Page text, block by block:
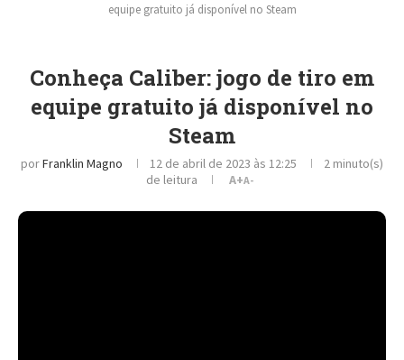
equipe gratuito já disponível no Steam
Conheça Caliber: jogo de tiro em
equipe gratuito já disponível no
Steam
porFranklin Magno 12 de abril de 2023 às 12:25
2 minuto(s)
de leitura
A+A-